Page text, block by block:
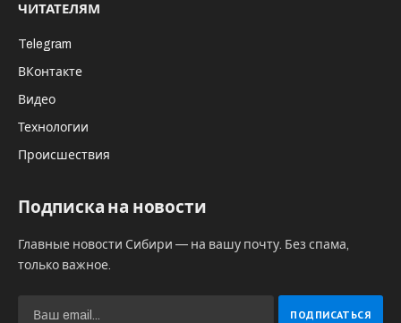
ЧИТАТЕЛЯМ
Telegram
ВКонтакте
Видео
Технологии
Происшествия
Подписка на новости
Главные новости Сибири — на вашу почту. Без спама,
только важное.